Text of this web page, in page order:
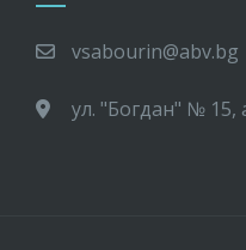
vsabourin@abv.bg
ул. "Богдан" № 15,